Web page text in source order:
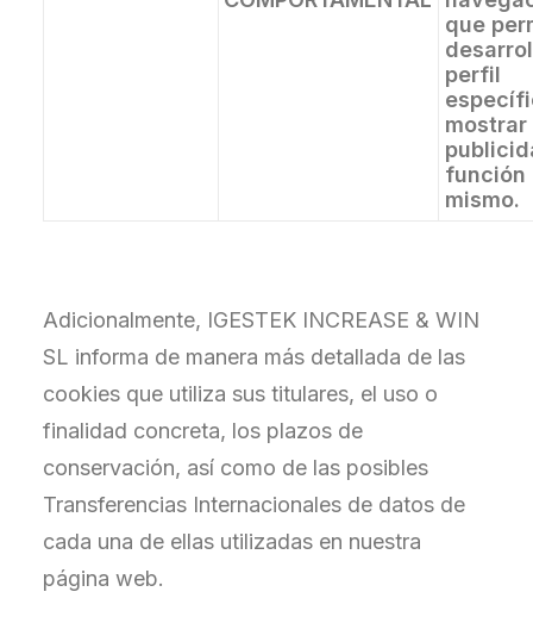
que
perfil
mostrar
función
mismo.
Adicionalmente, IGESTEK INCREASE & WIN
SL informa de manera más detallada de las
cookies que utiliza sus titulares, el uso o
finalidad concreta, los plazos de
conservación, así como de las posibles
Transferencias Internacionales de datos de
cada una de ellas utilizadas en nuestra
página web.